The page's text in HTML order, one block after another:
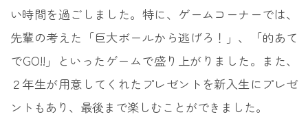
い時間を過ごしました。特に、ゲームコーナーでは、
先輩の考えた「巨大ボールから逃げろ！」、「的あて
でGO!!」といったゲームで盛り上がりました。また、
２年生が用意してくれたプレゼントを新入生にプレゼ
ントもあり、最後まで楽しむことができました。